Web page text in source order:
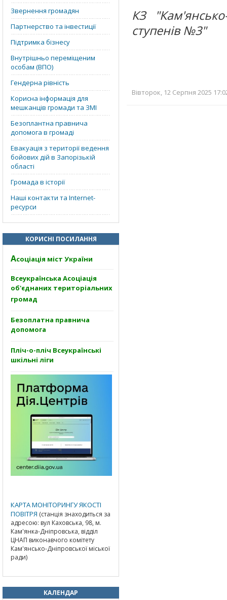
Звернення громадян
Партнерство та інвестиції
Підтримка бізнесу
Внутрішньо переміщеним
особам (ВПО)
Гендерна рівність
Корисна інформація для
мешканців громади та ЗМІ
Безоплантна правнича
допомога в громаді
Евакуація з території ведення
бойових дій в Запорізькій
області
Громада в історії
Наші контакти та Internet-
ресурси
КОРИСНІ ПОСИЛАННЯ
Асоціація міст України
Всеукраїнська Асоціація
об'єднаних територіальних
громад
Безоплатна правнича
допомога
Пліч-о-пліч Всеукраїнські
шкільні ліги
КАРТА МОНІТОРИНГУ ЯКОСТІ
ПОВІТРЯ (станція знаходиться за
адресою: вул Каховська, 98, м.
Кам'янка-Дніпровська, відділ
ЦНАП виконавчого комітету
Кам'янсько-Дніпровської міської
ради)
КАЛЕНДАР
КЗ
ступенів №3"
Вівторок, 12 Серпня 2025